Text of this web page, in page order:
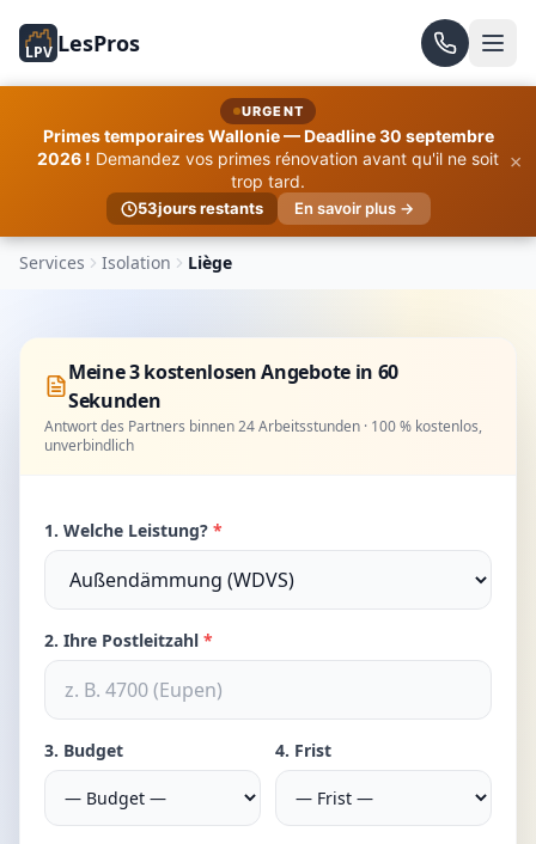
LPV LesPros
URGENT
Primes temporaires Wallonie — Deadline 30 septembre
2026 ! Demandez vos primes rénovation avant qu'il ne soit
trop tard.
53jours restants En savoir plus →
×
Services Isolation Liège
Meine 3 kostenlosen Angebote in 60
Sekunden
Antwort des Partners binnen 24 Arbeitsstunden · 100 % kostenlos,
unverbindlich
1. Welche Leistung? *
2. Ihre Postleitzahl *
3. Budget 4. Frist